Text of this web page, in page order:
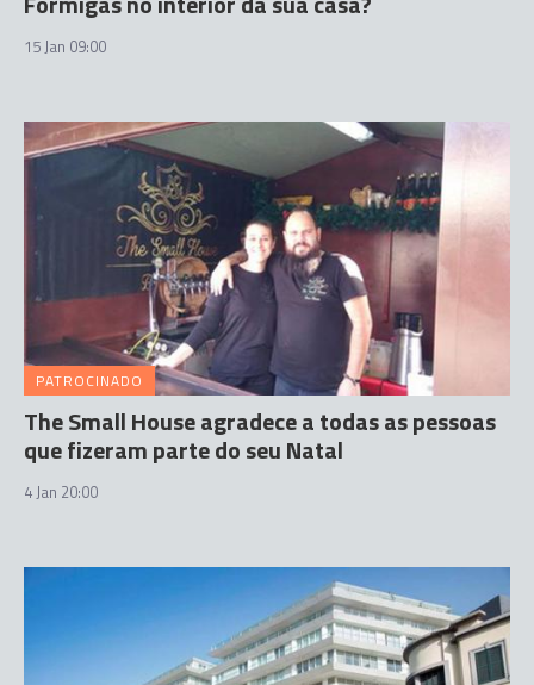
15 Jan 09:00
PATROCINADO
The Small House agradece a todas as pessoas
que fizeram parte do seu Natal
4 Jan 20:00